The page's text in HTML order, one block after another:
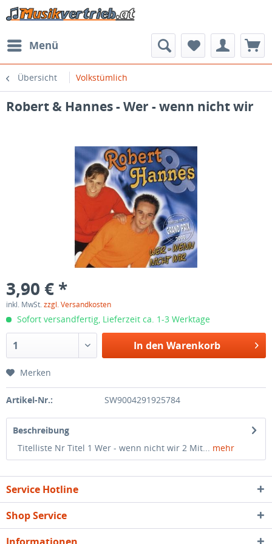
Menü
Übersicht Volkstümlich
Robert & Hannes - Wer - wenn nicht wir
3,90 € *
inkl. MwSt.zzgl. Versandkosten
Sofort versandfertig, Lieferzeit ca. 1-3 Werktage
In den Warenkorb
Merken
Artikel-Nr.: SW9004291925784
Beschreibung
Titelliste Nr Titel 1 Wer - wenn nicht wir 2 Mit... mehr
Service Hotline
Shop Service